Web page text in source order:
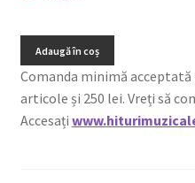
Adaugă în coș
Comanda minimă
articole și 250 lei. Vreți să
Accesați